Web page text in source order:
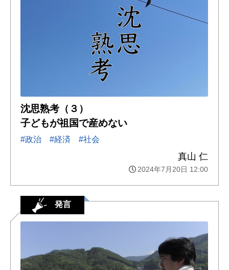
沈思熟考（３）
子どもが祖国で産めない
#政治 #経済 #社会
真山 仁
2024年7月20日 12:00
発言